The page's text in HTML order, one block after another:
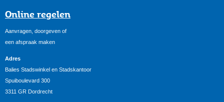
Online regelen
Aanvragen, doorgeven of
een afspraak maken
Adres
Balies Stadswinkel en Stadskantoor
Spuiboulevard 300
3311 GR Dordrecht